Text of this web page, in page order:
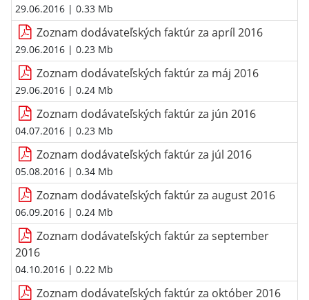
29.06.2016 | 0.33 Mb
Zoznam dodávateľských faktúr za apríl 2016
29.06.2016 | 0.23 Mb
Zoznam dodávateľských faktúr za máj 2016
29.06.2016 | 0.24 Mb
Zoznam dodávateľských faktúr za jún 2016
04.07.2016 | 0.23 Mb
Zoznam dodávateľských faktúr za júl 2016
05.08.2016 | 0.34 Mb
Zoznam dodávateľských faktúr za august 2016
06.09.2016 | 0.24 Mb
Zoznam dodávateľských faktúr za september
2016
04.10.2016 | 0.22 Mb
Zoznam dodávateľských faktúr za október 2016